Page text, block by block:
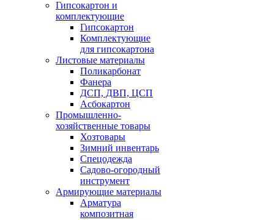
Гипсокартон и
комплектующие
Гипсокартон
Комплектующие
для гипсокартона
Листовые материалы
Поликарбонат
Фанера
ДСП, ДВП, ЦСП
Асбокартон
Промышленно-
хозяйственные товары
Хозтовары
Зимний инвентарь
Спецодежда
Садово-огородный
инструмент
Армирующие материалы
Арматура
композитная